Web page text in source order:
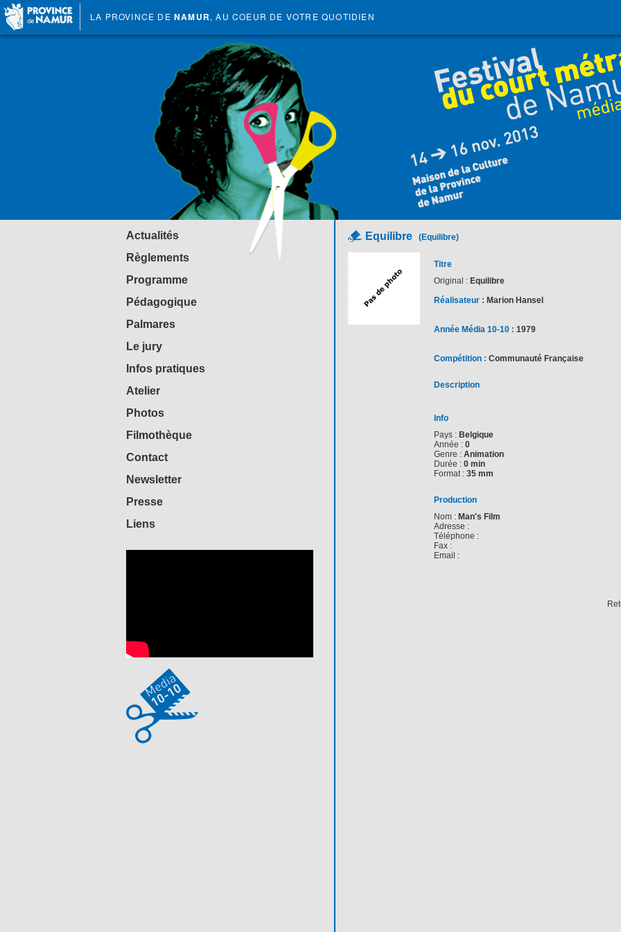
LA PROVINCE DE NAMUR, AU COEUR DE VOTRE QUOTIDIEN
Actualités
Règlements
Programme
Pédagogique
Palmares
Le jury
Infos pratiques
Atelier
Photos
Filmothèque
Contact
Newsletter
Presse
Liens
Equilibre (Equilibre)
Titre
Original : Equilibre
Réalisateur : Marion Hansel
Année Média 10-10 : 1979
Compétition : Communauté Française
Description
Info
Pays : Belgique
Année : 0
Genre : Animation
Durée : 0 min
Format : 35 mm
Production
Nom : Man's Film
Adresse :
Téléphone :
Fax :
Email :